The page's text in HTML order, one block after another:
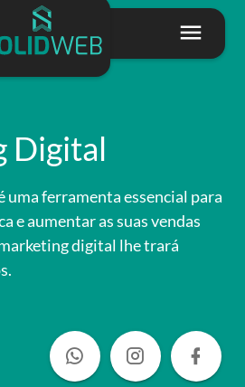
Digital
uma ferramenta essencial para
e aumentar as suas vendas
digital lhe trará